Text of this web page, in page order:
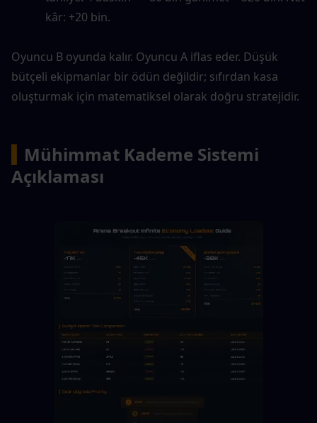
kâr: +20 bin.
Oyuncu B oyunda kalır. Oyuncu A iflas eder. Düşük
bütçeli ekipmanlar bir ödün değildir; sıfırdan kasa
oluşturmak için matematiksel olarak doğru stratejidir.
Mühimmat Kademe Sistemi
Açıklaması